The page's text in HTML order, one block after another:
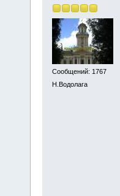
Сообщений: 1767
Н.Водолага